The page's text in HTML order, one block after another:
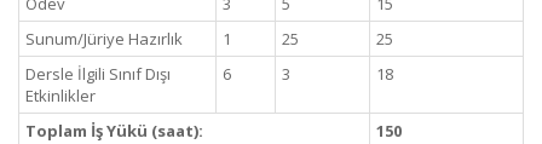
Sunum/Jüriye Hazırlık
1 25
25
Dersle İlgili Sınıf Dışı
Etkinlikler
6 3 18
Toplam İş Yükü (saat): 150